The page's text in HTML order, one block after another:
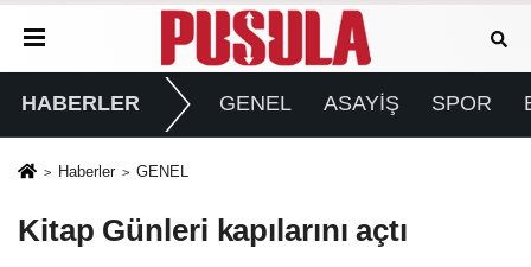
HABERLER GENEL ASAYİŞ SPOR
Haberler GENEL
Kitap Günleri kapılarını açtı